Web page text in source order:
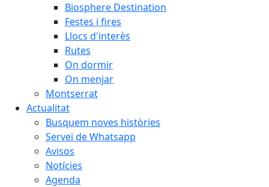
Biosphere Destination
Festes i fires
Llocs d'interès
Rutes
On dormir
On menjar
Montserrat
Actualitat
Busquem noves històries
Servei de Whatsapp
Avisos
Notícies
Agenda